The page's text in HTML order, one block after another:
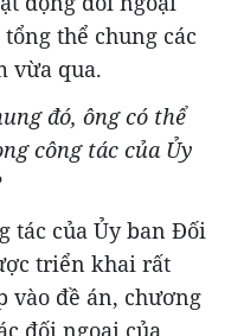
thể chung các
vừa qua.
đó, ông có thể
công tác của Ủy
tác của Ủy ban Đối
triển khai rất
vào đề án, chương
đối ngoại của